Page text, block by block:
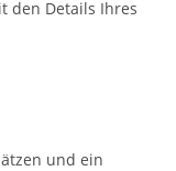
den Details Ihres
und ein